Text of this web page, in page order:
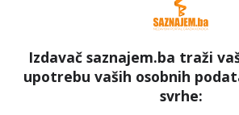
Izdavač saznajem.ba traži
upotrebu vaših osobnih
svrhe: